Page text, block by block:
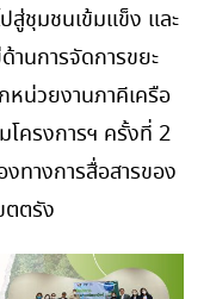
ปสู่ชุมชนเข้มแข็ง และ
านการจัดการขยะ
หน่วยงานภาคีเครือ
โครงการฯ ครั้งที่ 2
ทางการสื่อสารของ
ตตรัง